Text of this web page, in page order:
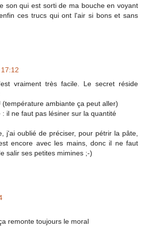
son qui est sorti de ma bouche en voyant
ces trucs qui ont l'air si bons et sans
17:12
vraiment très facile. Le secret réside
ambiante ça peut aller)
: il ne faut pas lésiner sur la quantité
j'ai oublié de préciser, pour pétrir la pâte,
encore avec les mains, donc il ne faut
salir ses petites mimines ;-)
remonte toujours le moral